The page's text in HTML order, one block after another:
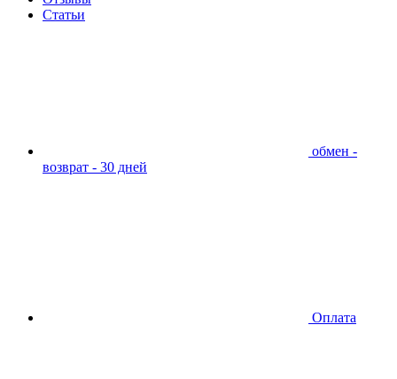
Статьи
обмен -
возврат - 30 дней
Оплата